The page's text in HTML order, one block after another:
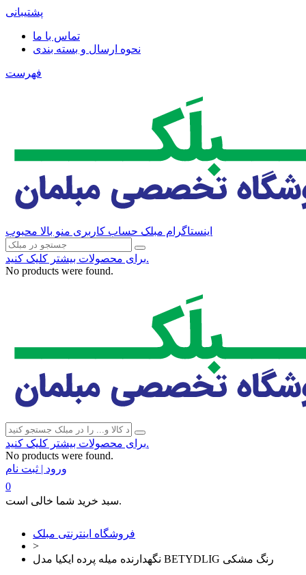
پشتیبانی
تماس با ما
نحوه ارسال و بسته بندی
فهرست
اینستاگرام مبلک حساب کاربری منو بالا محبوب
برای محصولات بیشتر کلیک کنید.
No products were found.
برای محصولات بیشتر کلیک کنید.
No products were found.
ورود | ثبت نام
0
سبد خرید شما خالی است.
فروشگاه اینترنتی مبلک
>
نگهدارنده میله پرده ایکیا مدل BETYDLIG رنگ مشکی